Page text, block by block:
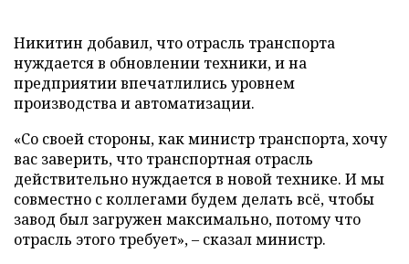
Никитин добавил, что отрасль транспорта
нуждается в обновлении техники, и на
предприятии впечатлились уровнем
производства и автоматизации.
«Со своей стороны, как министр транспорта, хочу
вас заверить, что транспортная отрасль
действительно нуждается в новой технике. И мы
совместно с коллегами будем делать всё, чтобы
завод был загружен максимально, потому что
отрасль этого требует», – сказал министр.